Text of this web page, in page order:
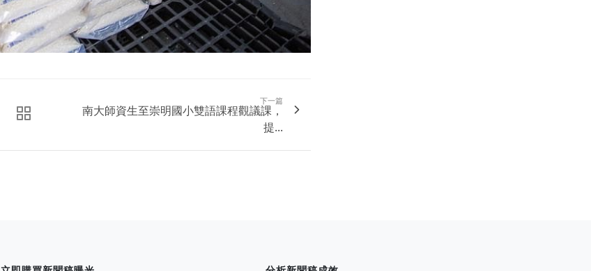
下一篇
南大師資生至崇明國小雙語課程觀議課，
提...